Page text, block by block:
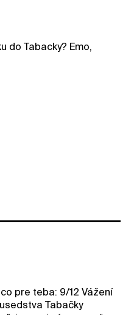
do Tabacky? Emo,
pre teba: 9/12 Vážení
Tabačky